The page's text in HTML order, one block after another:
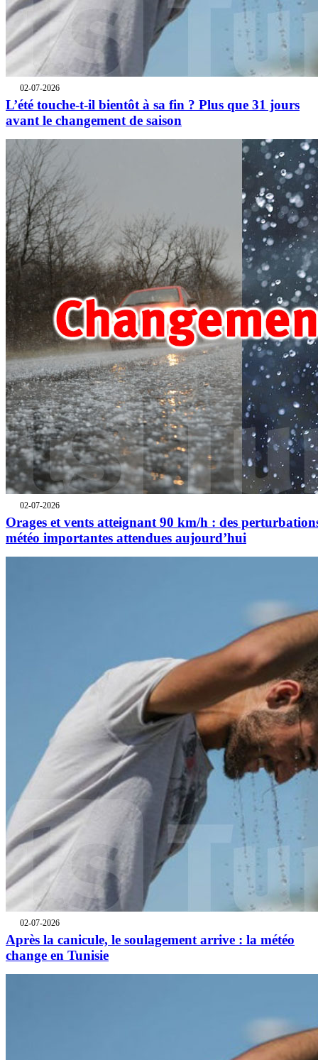
02-07-2026
L’été touche-t-il bientôt à sa fin ? Plus que 31 jours
avant le changement de saison
02-07-2026
Orages et vents atteignant 90 km/h : des
météo importantes attendues aujourd’hui
02-07-2026
Après la canicule, le soulagement arrive : la météo
change en Tunisie